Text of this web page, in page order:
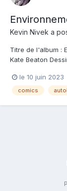
Kevin Nivek a
Titre de l'album :
Kate Beaton
rembourser son
quitter sa Nouvel...
le 10 juin 2023
comics